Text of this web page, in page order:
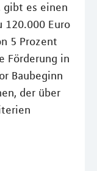
gibt es einen
120.000 Euro
5 Prozent
Förderung in
Baubeginn
der über